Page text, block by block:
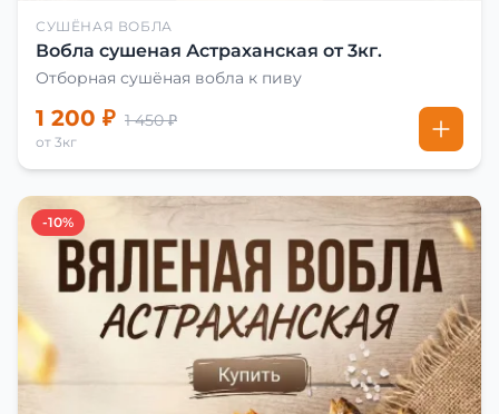
СУШЁНАЯ ВОБЛА
Вобла сушеная Астраханская от 3кг.
Отборная сушёная вобла к пиву
1 200 ₽ 1 450 ₽
от 3кг
-10%